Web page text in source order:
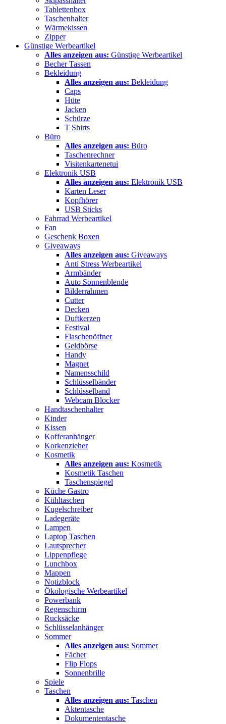
Tablettenbox
Taschenhalter
Wärmekissen
Zipper
Günstige Werbeartikel
Alles anzeigen aus: Günstige Werbeartikel
Becher Tassen
Bekleidung
Alles anzeigen aus: Bekleidung
Caps
Hüte
Jacken
Schürze
T Shirts
Büro
Alles anzeigen aus: Büro
Taschenrechner
Visitenkartenetui
Elektronik USB
Alles anzeigen aus: Elektronik USB
Karten Leser
Kopfhörer
USB Sticks
Fahrrad Werbeartikel
Fan
Geschenk Boxen
Giveaways
Alles anzeigen aus: Giveaways
Anti Stress Werbeartikel
Armbänder
Auto Sonnenblende
Bilderrahmen
Cutter
Decken
Duftkerzen
Festival
Flaschenöffner
Geldbörse
Handy
Magnet
Namensschild
Schlüsselbänder
Schlüsselband
Webcam Blocker
Handtaschenhalter
Kinder
Kissen
Kofferanhänger
Korkenzieher
Kosmetik
Alles anzeigen aus: Kosmetik
Kosmetik Taschen
Taschenspiegel
Küche Gastro
Kühltaschen
Kugelschreiber
Ladegeräte
Lampen
Laptop Taschen
Lautsprecher
Lippenpflege
Lunchbox
Mappen
Notizblock
Ökologische Werbeartikel
Powerbank
Regenschirm
Rucksäcke
Schlüsselanhänger
Sommer
Alles anzeigen aus: Sommer
Fächer
Flip Flops
Sonnenbrille
Spiele
Taschen
Alles anzeigen aus: Taschen
Aktentasche
Dokumententasche